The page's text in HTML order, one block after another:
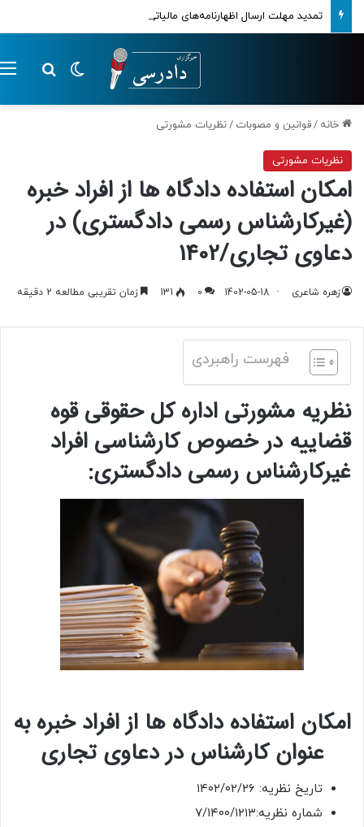
تمدید مهلت ارسال اظهارنامه‌های مالیاتی تا پایان تابستان 1405
تغییر پوسته
خانه /قوانین و مصوبات /نظریات مشورتی
نظریات مشورتی
امکان استفاده دادگاه ها از افراد خبره
(غیرکارشناس رسمی دادگستری) در
دعاوی تجاری/1402
زهره شاعری 1402-05-18
0
131 زمان تقریبی مطالعه 2 دقیقه
فهرست راهبردی
نظریه مشورتی اداره کل حقوقی قوه
قضاییه در خصوص کارشناسی افراد
غیرکارشناس رسمی دادگستری:
امکان استفاده دادگاه ها از افراد خبره به
عنوان کارشناس در دعاوی تجاری
تاریخ نظریه: ۱۴۰۲/۰۲/۲۶
شماره نظریه:۷/۱۴۰۰/۱۲۱۳